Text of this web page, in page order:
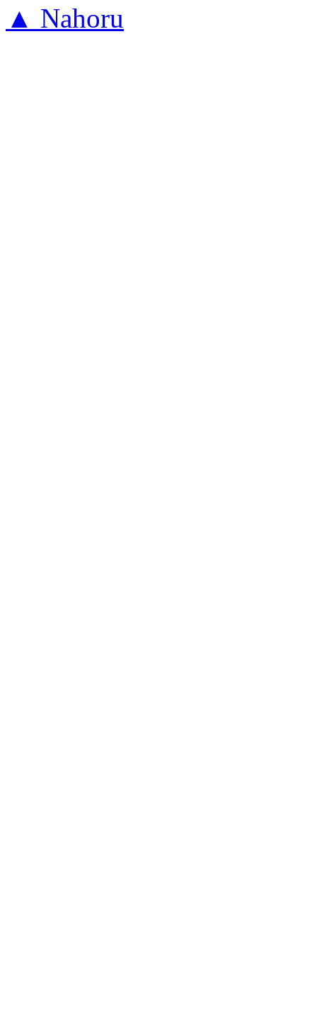
▲ Nahoru